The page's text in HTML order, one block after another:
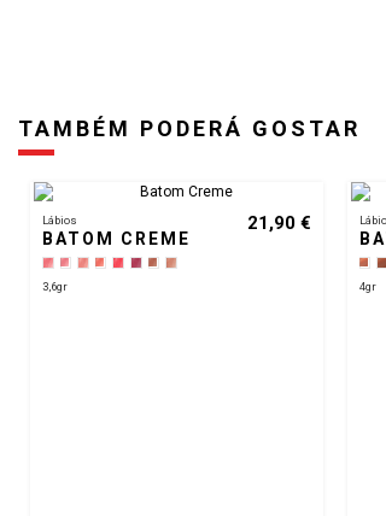
TAMBÉM PODERÁ GOSTAR
Lábios
BATOM CREME
21,90 €
3,6gr 4gr